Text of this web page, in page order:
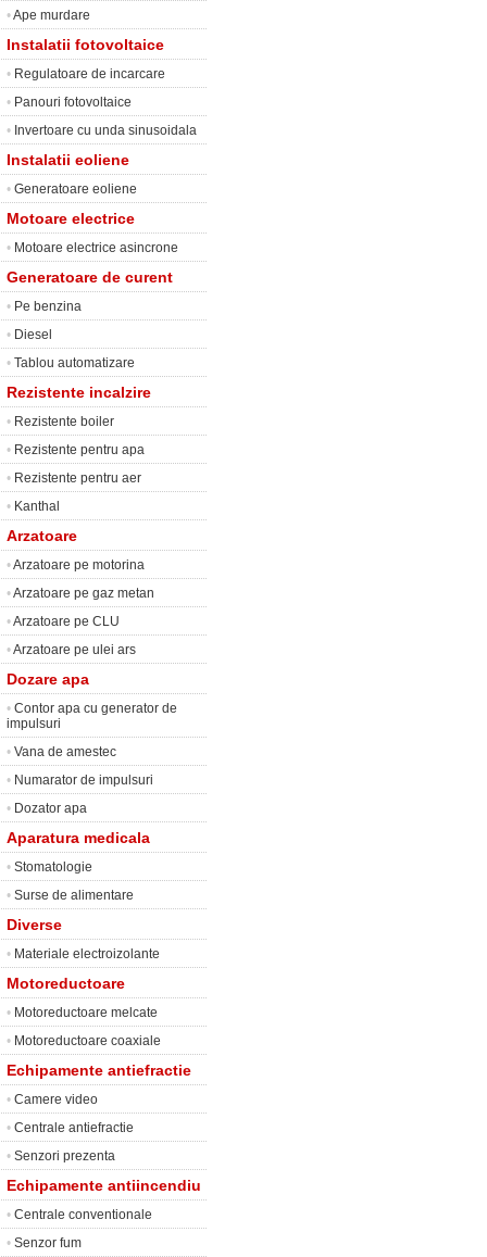
•Ape murdare
Instalatii fotovoltaice
• Regulatoare de incarcare
• Panouri fotovoltaice
• Invertoare cu unda sinusoidala
Instalatii eoliene
• Generatoare eoliene
Motoare electrice
• Motoare electrice asincrone
Generatoare de curent
• Pe benzina
• Diesel
• Tablou automatizare
Rezistente incalzire
• Rezistente boiler
• Rezistente pentru apa
• Rezistente pentru aer
• Kanthal
Arzatoare
•Arzatoare pe motorina
•Arzatoare pe gaz metan
•Arzatoare pe CLU
•Arzatoare pe ulei ars
Dozare apa
• Contor apa cu generator de
impulsuri
• Vana de amestec
• Numarator de impulsuri
• Dozator apa
Aparatura medicala
• Stomatologie
• Surse de alimentare
Diverse
• Materiale electroizolante
Motoreductoare
• Motoreductoare melcate
• Motoreductoare coaxiale
Echipamente antiefractie
• Camere video
• Centrale antiefractie
• Senzori prezenta
Echipamente antiincendiu
• Centrale conventionale
• Senzor fum